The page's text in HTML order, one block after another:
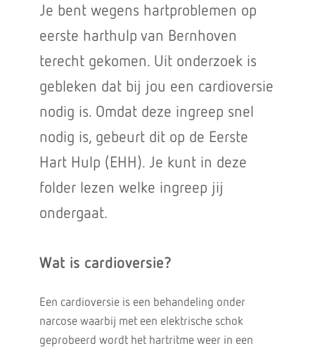
Je bent wegens hartproblemen op
eerste harthulp van Bernhoven
terecht gekomen. Uit onderzoek is
gebleken dat bij jou een cardioversie
nodig is. Omdat deze ingreep snel
nodig is, gebeurt dit op de Eerste
Hart Hulp (EHH). Je kunt in deze
folder lezen welke ingreep jij
ondergaat.
Wat is cardioversie?
Een cardioversie is een behandeling onder
narcose waarbij met een elektrische schok
geprobeerd wordt het hartritme weer in een